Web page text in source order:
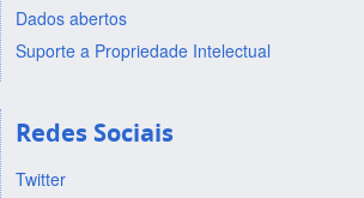
Dados abertos
Suporte a Propriedade Intelectual
Redes Sociais
Twitter